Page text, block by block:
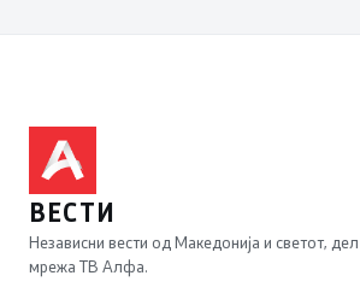
ВЕСТИ
Независни вести од Македонија и светот,
мрежа ТВ Алфа.